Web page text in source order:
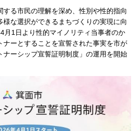
る市民の理解を深め、性別や性的指向
様な選択ができるまちづくりの実現に向
月1日より性的マイノリティ当事者のか
ナーとすることを宣誓された事実を市が
ナーシップ宣誓証明制度」の運用を開始